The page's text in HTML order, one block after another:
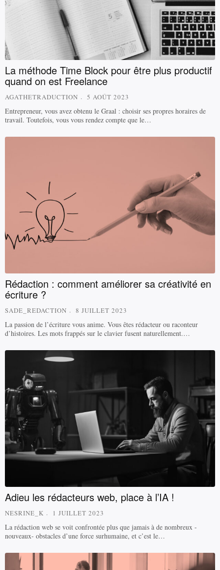
La méthode Time Block pour être plus productif
quand on est Freelance
AGATHETRADUCTION 5 AOÛT 2023
Entrepreneur, vous avez obtenu le Graal : choisir ses propres horaires de
travail. Toutefois, vous vous rendez compte que le…
Rédaction : comment améliorer sa créativité en
écriture ?
SADE_REDACTION 8 JUILLET 2023
La passion de l’écriture vous anime. Vous êtes rédacteur ou raconteur
d’histoires. Les mots frappés sur le clavier fusent naturellement.…
Adieu les rédacteurs web, place à l’IA !
NESRINE_K 1 JUILLET 2023
La rédaction web se voit confrontée plus que jamais à de nombreux -
nouveaux- obstacles d’une force surhumaine, et c’est le…